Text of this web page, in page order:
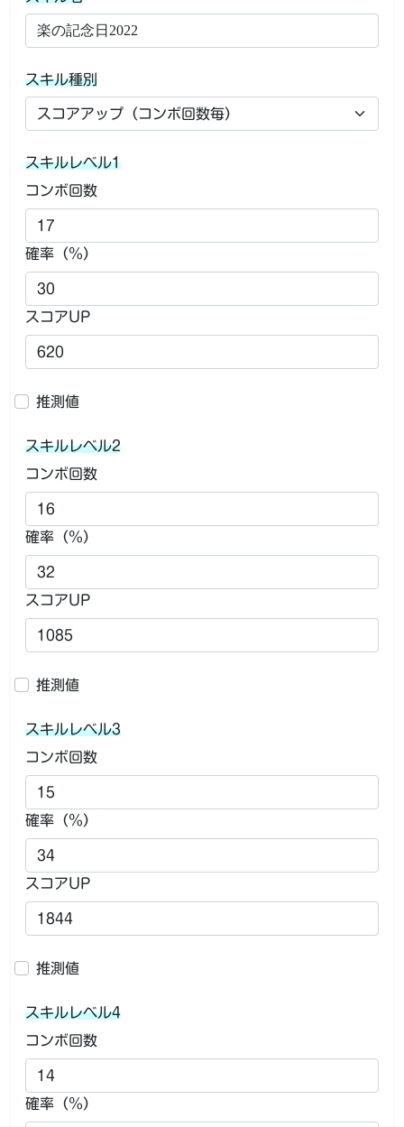
スキル種別
スキルレベル1
コンボ回数
確率（％）
スコアUP
推測値
スキルレベル2
コンボ回数
確率（％）
スコアUP
推測値
スキルレベル3
コンボ回数
確率（％）
スコアUP
推測値
スキルレベル4
コンボ回数
確率（％）